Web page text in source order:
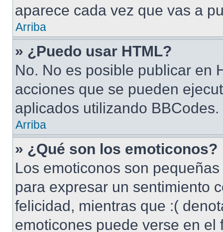
aparece cada vez que vas a
Arriba
» ¿Puedo usar HTML?
No. No es posible publicar en
acciones que se pueden
aplicados utilizando BBCodes.
Arriba
» ¿Qué son los emoticonos?
Los emoticonos son
para expresar un sentimiento
felicidad, mientras que :(
emoticones puede verse en